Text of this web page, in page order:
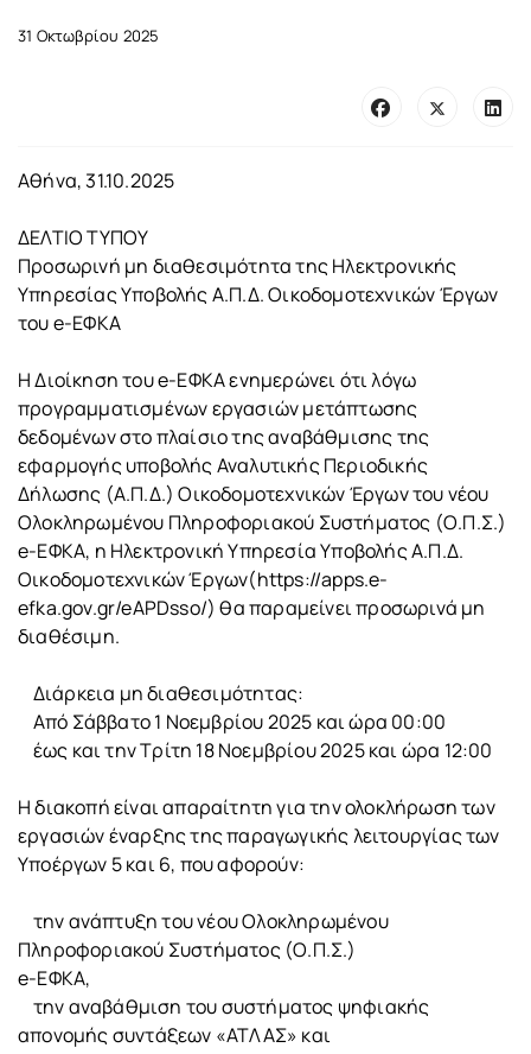
31 Οκτωβρίου 2025
Αθήνα, 31.10.2025
ΔΕΛΤΙΟ ΤΥΠΟΥ
Προσωρινή μη διαθεσιμότητα της Ηλεκτρονικής
Υπηρεσίας Υποβολής Α.Π.Δ. Οικοδομοτεχνικών Έργων
του e-ΕΦΚΑ
Η Διοίκηση του e-ΕΦΚΑ ενημερώνει ότι λόγω
προγραμματισμένων εργασιών μετάπτωσης
δεδομένων στο πλαίσιο της αναβάθμισης της
εφαρμογής υποβολής Αναλυτικής Περιοδικής
Δήλωσης (Α.Π.Δ.) Οικοδομοτεχνικών Έργων του νέου
Ολοκληρωμένου Πληροφοριακού Συστήματος (Ο.Π.Σ.)
e-ΕΦΚΑ, η Ηλεκτρονική Υπηρεσία Υποβολής Α.Π.Δ.
Οικοδομοτεχνικών Έργων(https://apps.e-
efka.gov.gr/eAPDsso/) θα παραμείνει προσωρινά μη
διαθέσιμη.
Διάρκεια μη διαθεσιμότητας:
Από Σάββατο 1 Νοεμβρίου 2025 και ώρα 00:00
έως και την Τρίτη 18 Νοεμβρίου 2025 και ώρα 12:00
Η διακοπή είναι απαραίτητη για την ολοκλήρωση των
εργασιών έναρξης της παραγωγικής λειτουργίας των
Υποέργων 5 και 6, που αφορούν:
την ανάπτυξη του νέου Ολοκληρωμένου
Πληροφοριακού Συστήματος (Ο.Π.Σ.)
e-ΕΦΚΑ,
την αναβάθμιση του συστήματος ψηφιακής
απονομής συντάξεων «ΑΤΛΑΣ» και